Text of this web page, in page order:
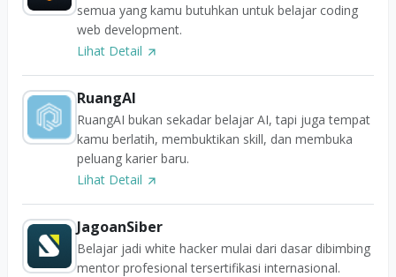
semua yang kamu butuhkan untuk belajar coding
web development.
Lihat Detail
RuangAI
RuangAI bukan sekadar belajar AI, tapi juga tempat
kamu berlatih, membuktikan skill, dan membuka
peluang karier baru.
Lihat Detail
JagoanSiber
Belajar jadi white hacker mulai dari dasar dibimbing
mentor profesional tersertifikasi internasional.